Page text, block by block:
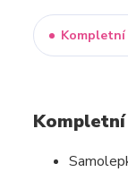
Kompletní